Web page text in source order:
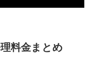
料金まとめ